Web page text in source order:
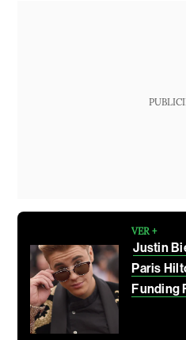
VER +
Justin
Paris
Funding